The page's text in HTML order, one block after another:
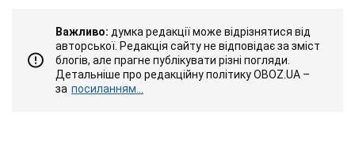
Важливо: думка редакції може відрізнятися від
авторської. Редакція сайту не відповідає за зміст
блогів, але прагне публікувати різні погляди.
Детальніше про редакційну політику OBOZ.UA –
за посиланням...